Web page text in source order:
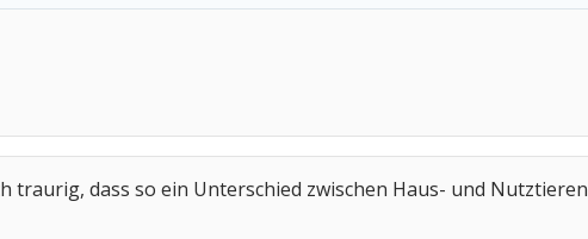
traurig, dass so ein Unterschied zwischen Haus- und